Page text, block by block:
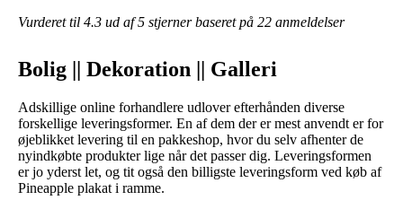
Vurderet til 4.3 ud af 5 stjerner baseret på 22 anmeldelser
Bolig || Dekoration || Galleri
Adskillige online forhandlere udlover efterhånden diverse
forskellige leveringsformer. En af dem der er mest anvendt er for
øjeblikket levering til en pakkeshop, hvor du selv afhenter de
nyindkøbte produkter lige når det passer dig. Leveringsformen
er jo yderst let, og tit også den billigste leveringsform ved køb af
Pineapple plakat i ramme.